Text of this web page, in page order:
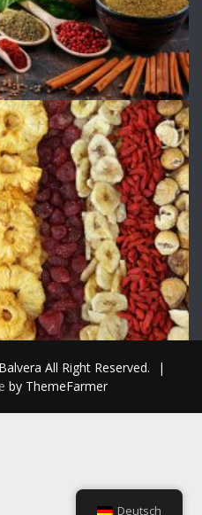
All Right Reserved.
|
by ThemeFarmer
Deutsch